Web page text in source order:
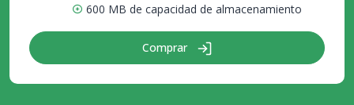
600 MB de capacidad de almacenamiento
Comprar